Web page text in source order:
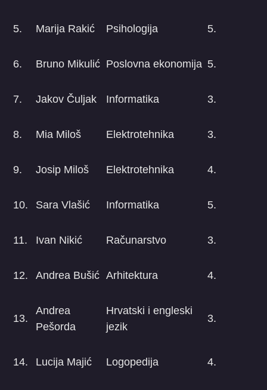
5. Marija Rakić Psihologija 5.
6. Bruno Mikulić Poslovna ekonomija 5.
7. Jakov Čuljak Informatika 3.
8. Mia Miloš Elektrotehnika 3.
9. Josip Miloš Elektrotehnika 4.
10. Sara Vlašić Informatika 5.
11. Ivan Nikić Računarstvo 3.
12. Andrea Bušić Arhitektura 4.
13.
Andrea
Pešorda
Hrvatski i engleski
jezik
3.
14. Lucija Majić Logopedija 4.